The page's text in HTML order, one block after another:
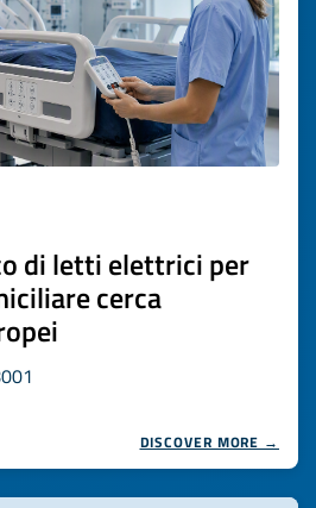
di letti elettrici per
cerca
DISCOVER MORE →